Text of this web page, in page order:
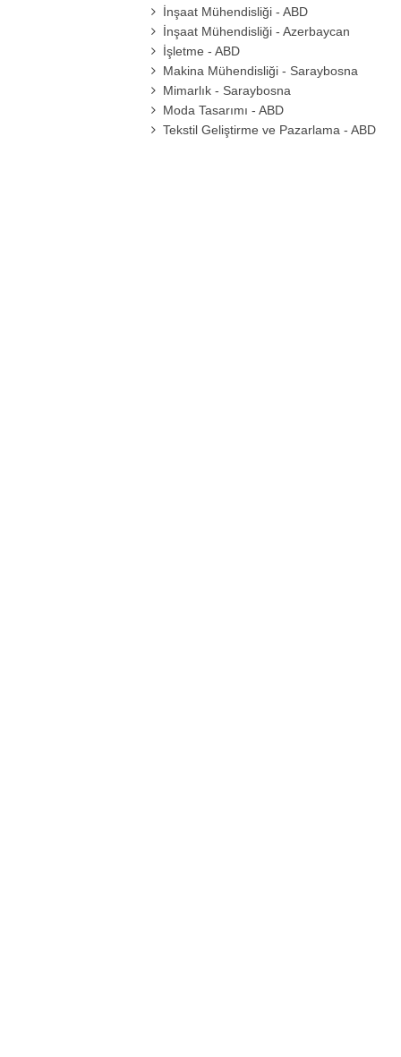
İnşaat Mühendisliği - ABD
İnşaat Mühendisliği - Azerbaycan
İşletme - ABD
Makina Mühendisliği - Saraybosna
Mimarlık - Saraybosna
Moda Tasarımı - ABD
Tekstil Geliştirme ve Pazarlama - ABD